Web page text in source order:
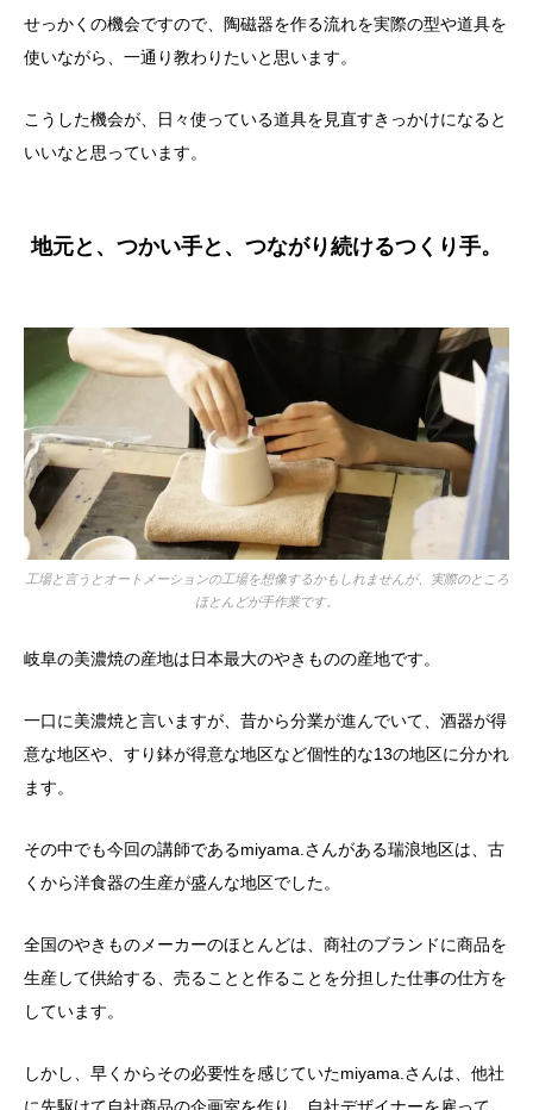
せっかくの機会ですので、陶磁器を作る流れを実際の型や道具を
使いながら、一通り教わりたいと思います。
こうした機会が、日々使っている道具を見直すきっかけになると
いいなと思っています。
地元と、つかい手と、つながり続けるつくり手。
工場と言うとオートメーションの工場を想像するかもしれませんが、実際のところ
ほとんどが手作業です。
岐阜の美濃焼の産地は日本最大のやきものの産地です。
一口に美濃焼と言いますが、昔から分業が進んでいて、酒器が得
意な地区や、すり鉢が得意な地区など個性的な13の地区に分かれ
ます。
その中でも今回の講師であるmiyama.さんがある瑞浪地区は、古
くから洋食器の生産が盛んな地区でした。
全国のやきものメーカーのほとんどは、商社のブランドに商品を
生産して供給する、売ることと作ることを分担した仕事の仕方を
しています。
しかし、早くからその必要性を感じていたmiyama.さんは、他社